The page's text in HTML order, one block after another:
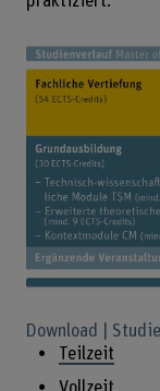
Download |
Teilzeit
Vollzeit